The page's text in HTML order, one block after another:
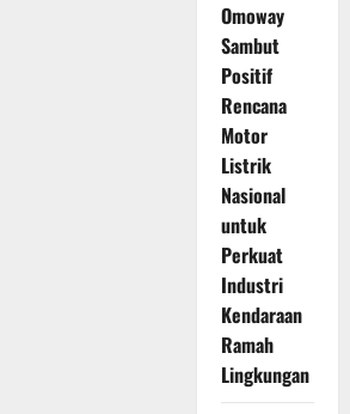
Omoway
Sambut
Positif
Rencana
Motor
Listrik
Nasional
untuk
Perkuat
Industri
Kendaraan
Ramah
Lingkungan